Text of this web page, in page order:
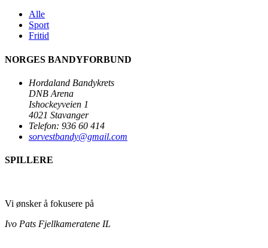
Alle
Sport
Fritid
NORGES BANDYFORBUND
Hordaland Bandykrets
DNB Arena
Ishockeyveien 1
4021 Stavanger
Telefon: 936 60 414
sorvestbandy@gmail.com
SPILLERE
Vi ønsker å fokusere på
Ivo Pats Fjellkameratene IL